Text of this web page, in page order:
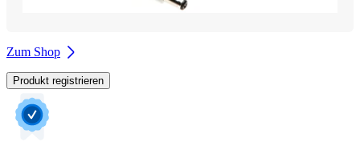
Zum Shop
Produkt registrieren